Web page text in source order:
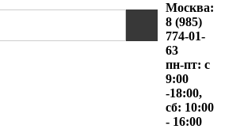
Москва:
8 (985)
774-01-
63
пн-пт: с
9:00
-18:00,
сб: 10:00
- 16:00